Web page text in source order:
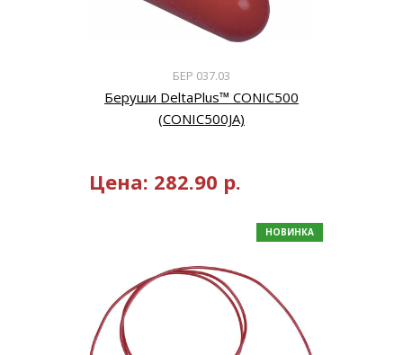
БЕР 037.03
Беруши DeltaPlus™ CONIC500
(CONIC500JA)
Цена: 282.90 р.
НОВИНКА